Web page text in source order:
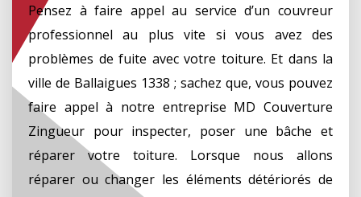
Pensez à faire appel au service d’un couvreur
professionnel au plus vite si vous avez des
problèmes de fuite avec votre toiture. Et dans la
ville de Ballaigues 1338 ; sachez que, vous pouvez
faire appel à notre entreprise MD Couverture
Zingueur pour inspecter, poser une bâche et
réparer votre toiture. Lorsque nous allons
réparer ou changer les éléments détériorés de